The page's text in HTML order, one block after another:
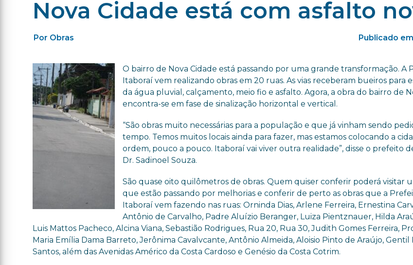
Nova Cidade está com asfalto
Por Obras Publicado
O bairro de Nova Cidade está passando por uma grande transformação. A
Itaboraí vem realizando obras em 20 ruas. As vias receberam bueiros para
da água pluvial, calçamento, meio fio e asfalto. Agora, a obra do bairro de
encontra-se em fase de sinalização horizontal e vertical.
“São obras muito necessárias para a população e que já vinham sendo
tempo. Temos muitos locais ainda para fazer, mas estamos colocando a
ordem, pouco a pouco. Itaboraí vai viver outra realidade”, disse o prefeito
Dr. Sadinoel Souza.
São quase oito quilômetros de obras. Quem quiser conferir poderá visitar
que estão passando por melhorias e conferir de perto as obras que a
Itaboraí vem fazendo nas ruas: Orninda Dias, Arlene Ferreira, Ernestina
Antônio de Carvalho, Padre Aluízio Beranger, Luiza Pientznauer, Hilda
Luis Mattos Pacheco, Alcina Viana, Sebastião Rodrigues, Rua 20, Rua 30, Judith Gomes Ferreira,
Maria Emília Dama Barreto, Jerônima Cavalvcante, Antônio Almeida, Aloisio Pinto de Araújo, Gentil
Santos, além das Avenidas Américo da Costa Cardoso e Genésio da Costa Cotrim.